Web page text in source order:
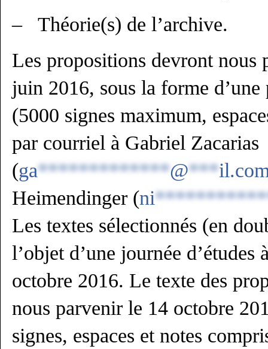
– Théorie(s) de l’archive.
Les propositions devront nous
juin 2016, sous la forme
(5000 signes maximum,
par courriel à Gabriel Zacarias
(ga*************@***
Heimendinger (ni
Les textes sélectionnés (en
l’objet d’une journée
octobre 2016. Le texte des
nous parvenir le 14 octobre
signes, espaces et notes